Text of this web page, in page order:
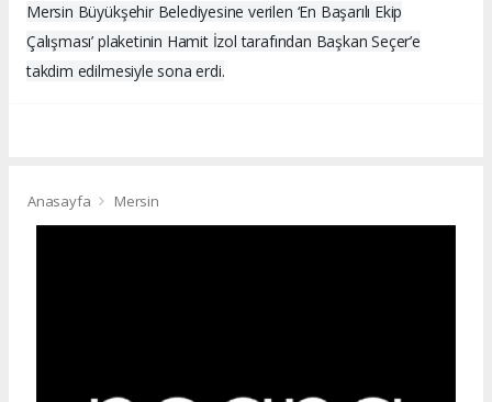
Mersin Büyükşehir Belediyesine verilen ‘En Başarılı Ekip
Çalışması’ plaketinin Hamit İzol tarafından Başkan Seçer’e
takdim edilmesiyle sona erdi.
Anasayfa Mersin